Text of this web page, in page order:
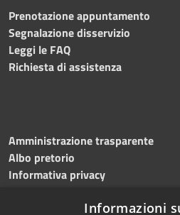
Prenotazione appuntamento
Segnalazione disservizio
Leggi le FAQ
Richiesta di assistenza
Amministrazione trasparente
Albo pretorio
Informativa privacy
Dichiarazione di accessibilità
Informazioni